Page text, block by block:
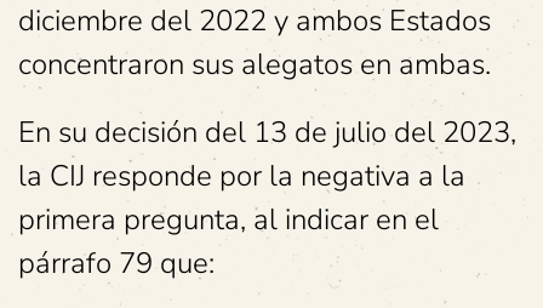
diciembre del 2022 y ambos Estados
concentraron sus alegatos en ambas.
En su decisión del 13 de julio del 2023,
la CIJ responde por la negativa a la
primera pregunta, al indicar en el
párrafo 79 que: